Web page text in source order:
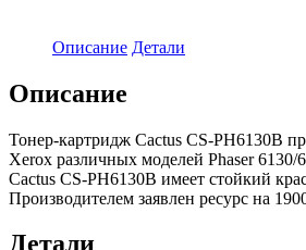
Описание Детали
Описание
Тонер-картридж Cactus CS-PH6130B
Xerox различных моделей Phaser 6130/
Cactus CS-PH6130B имеет стойкий
Производителем заявлен ресурс на
Детали